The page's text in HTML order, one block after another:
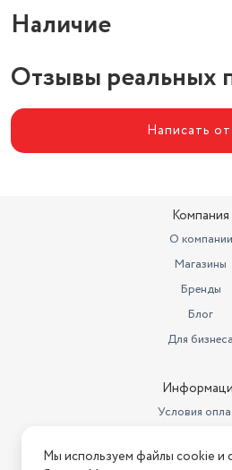
Наличие
Отзывы реальных
Написать
Компания
О компании
Магазины
Бренды
Блог
Для бизнеса
Условия
Условия
Мы используем файлы cookie и